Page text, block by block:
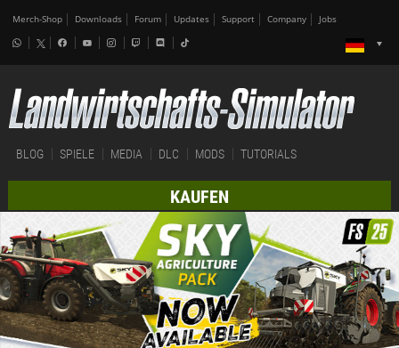
Merch-Shop Downloads Forum Updates Support Company Jobs
BLOG SPIELE MEDIA DLC MODS TUTORIALS
KAUFEN